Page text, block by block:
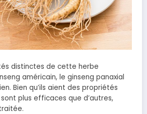
distinctes de cette herbe
américain, le ginseng panaxial
Bien qu’ils aient des propriétés
plus efficaces que d’autres,